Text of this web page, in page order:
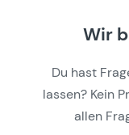
Wir
Du hast
lassen? Kein
allen